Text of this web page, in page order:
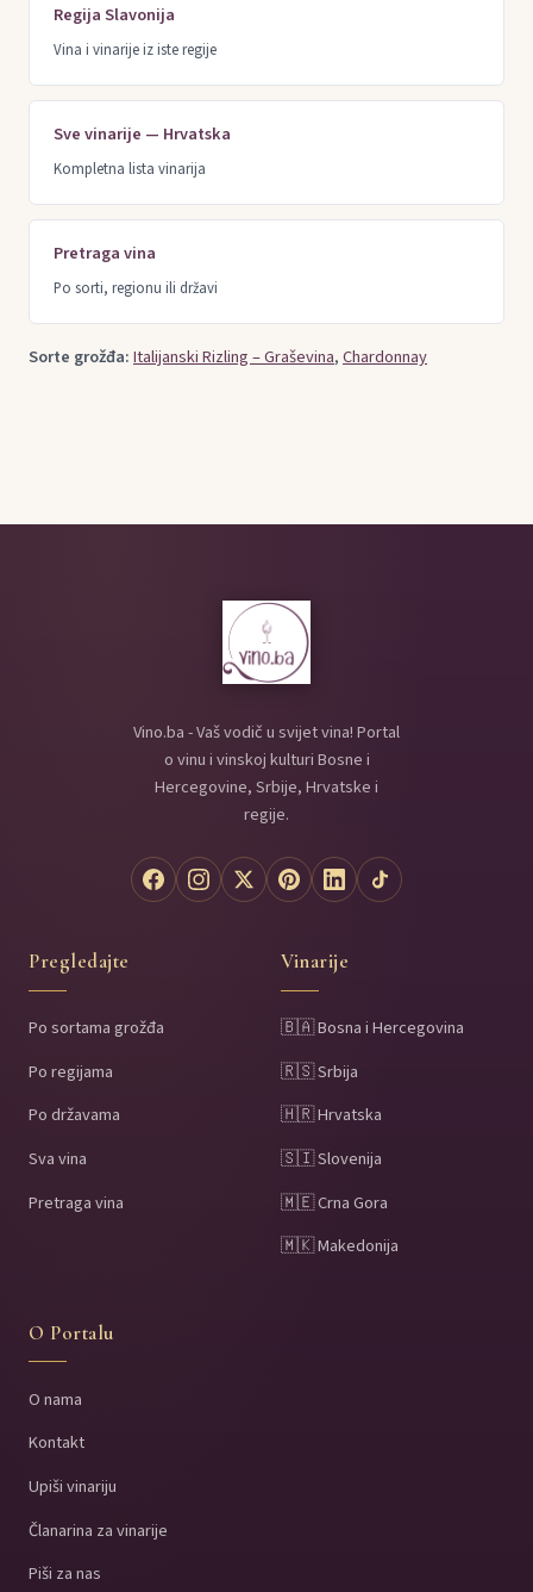
Regija Slavonija
Vina i vinarije iz iste regije
Sve vinarije — Hrvatska
Kompletna lista vinarija
Pretraga vina
Po sorti, regionu ili državi
Sorte grožđa:Italijanski Rizling – Graševina,Chardonnay
Vino.ba - Vaš vodič u svijet vina! Portal
o vinu i vinskoj kulturi Bosne i
Hercegovine, Srbije, Hrvatske i
regije.
Pregledajte
Po sortama grožđa
Po regijama
Po državama
Sva vina
Pretraga vina
Vinarije
🇧🇦 Bosna i Hercegovina
🇷🇸 Srbija
🇭🇷 Hrvatska
🇸🇮 Slovenija
🇲🇪 Crna Gora
🇲🇰 Makedonija
O Portalu
O nama
Kontakt
Upiši vinariju
Članarina za vinarije
Piši za nas